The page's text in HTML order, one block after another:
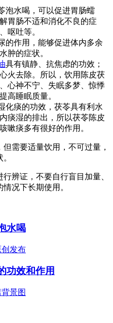
泡水喝，可以促进胃肠蠕
胃肠不适和消化不良的症
呕吐等。
的作用，能够促进体内多余
肿的症状。
具有镇静、抗焦虑的功效；
火去除。所以，饮用陈皮茯
心神不宁、失眠多梦、惊悸
高睡眠质量。
化痰的功效，茯苓具有利水
痰湿的排出，所以茯苓陈皮
嗽痰多有很好的作用。
需要适量饮用，不可过量，
辨证，不要自行盲目加量、
况下长期使用。
水喝
创发布
功效和作用